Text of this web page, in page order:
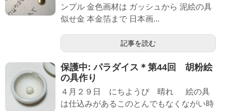
ンプル 金色画材は ガッシュから 泥絵の具
似せ金 本金箔まで 日本画...
記事を読む
保護中: パラダイス＊第44回 胡粉絵
の具作り
４月２９日 にちようび 晴れ 絵の具
は仕込みがあるこのとんでもなくながい時